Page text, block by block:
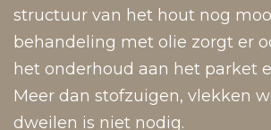
structuur van het hout nog
behandeling met olie zorgt er
het onderhoud aan het parket
Meer dan stofzuigen, vlekken
dweilen is niet nodig.